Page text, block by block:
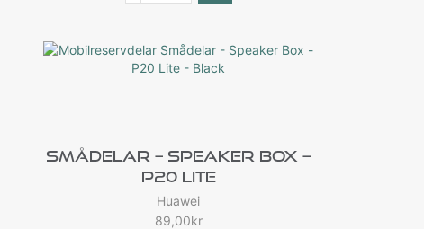
Smådelar – Speaker Box –
P20 Lite
Huawei
89,00kr